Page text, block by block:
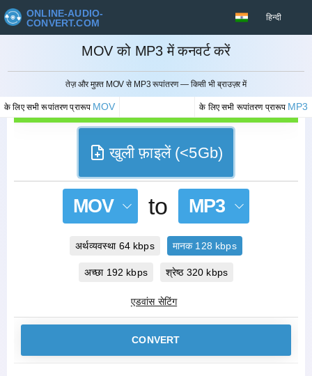
ONLINE-AUDIO-
CONVERT.COM
हिन्दी
MOV को MP3 में कनवर्ट करें
तेज़ और मुफ़्त MOV से MP3 रूपांतरण — किसी भी ब्राउज़र में
के लिए सभी रूपांतरण प्रारूप MOV के लिए सभी रूपांतरण प्रारूप MP3
रद्द करना
खुली फ़ाइलें (<5Gb)
MOV to MP3
अर्थव्यवस्था 64 kbps मानक 128 kbps
अच्छा 192 kbps श्रेष्ठ 320 kbps
एडवांस सेटिंग
CONVERT